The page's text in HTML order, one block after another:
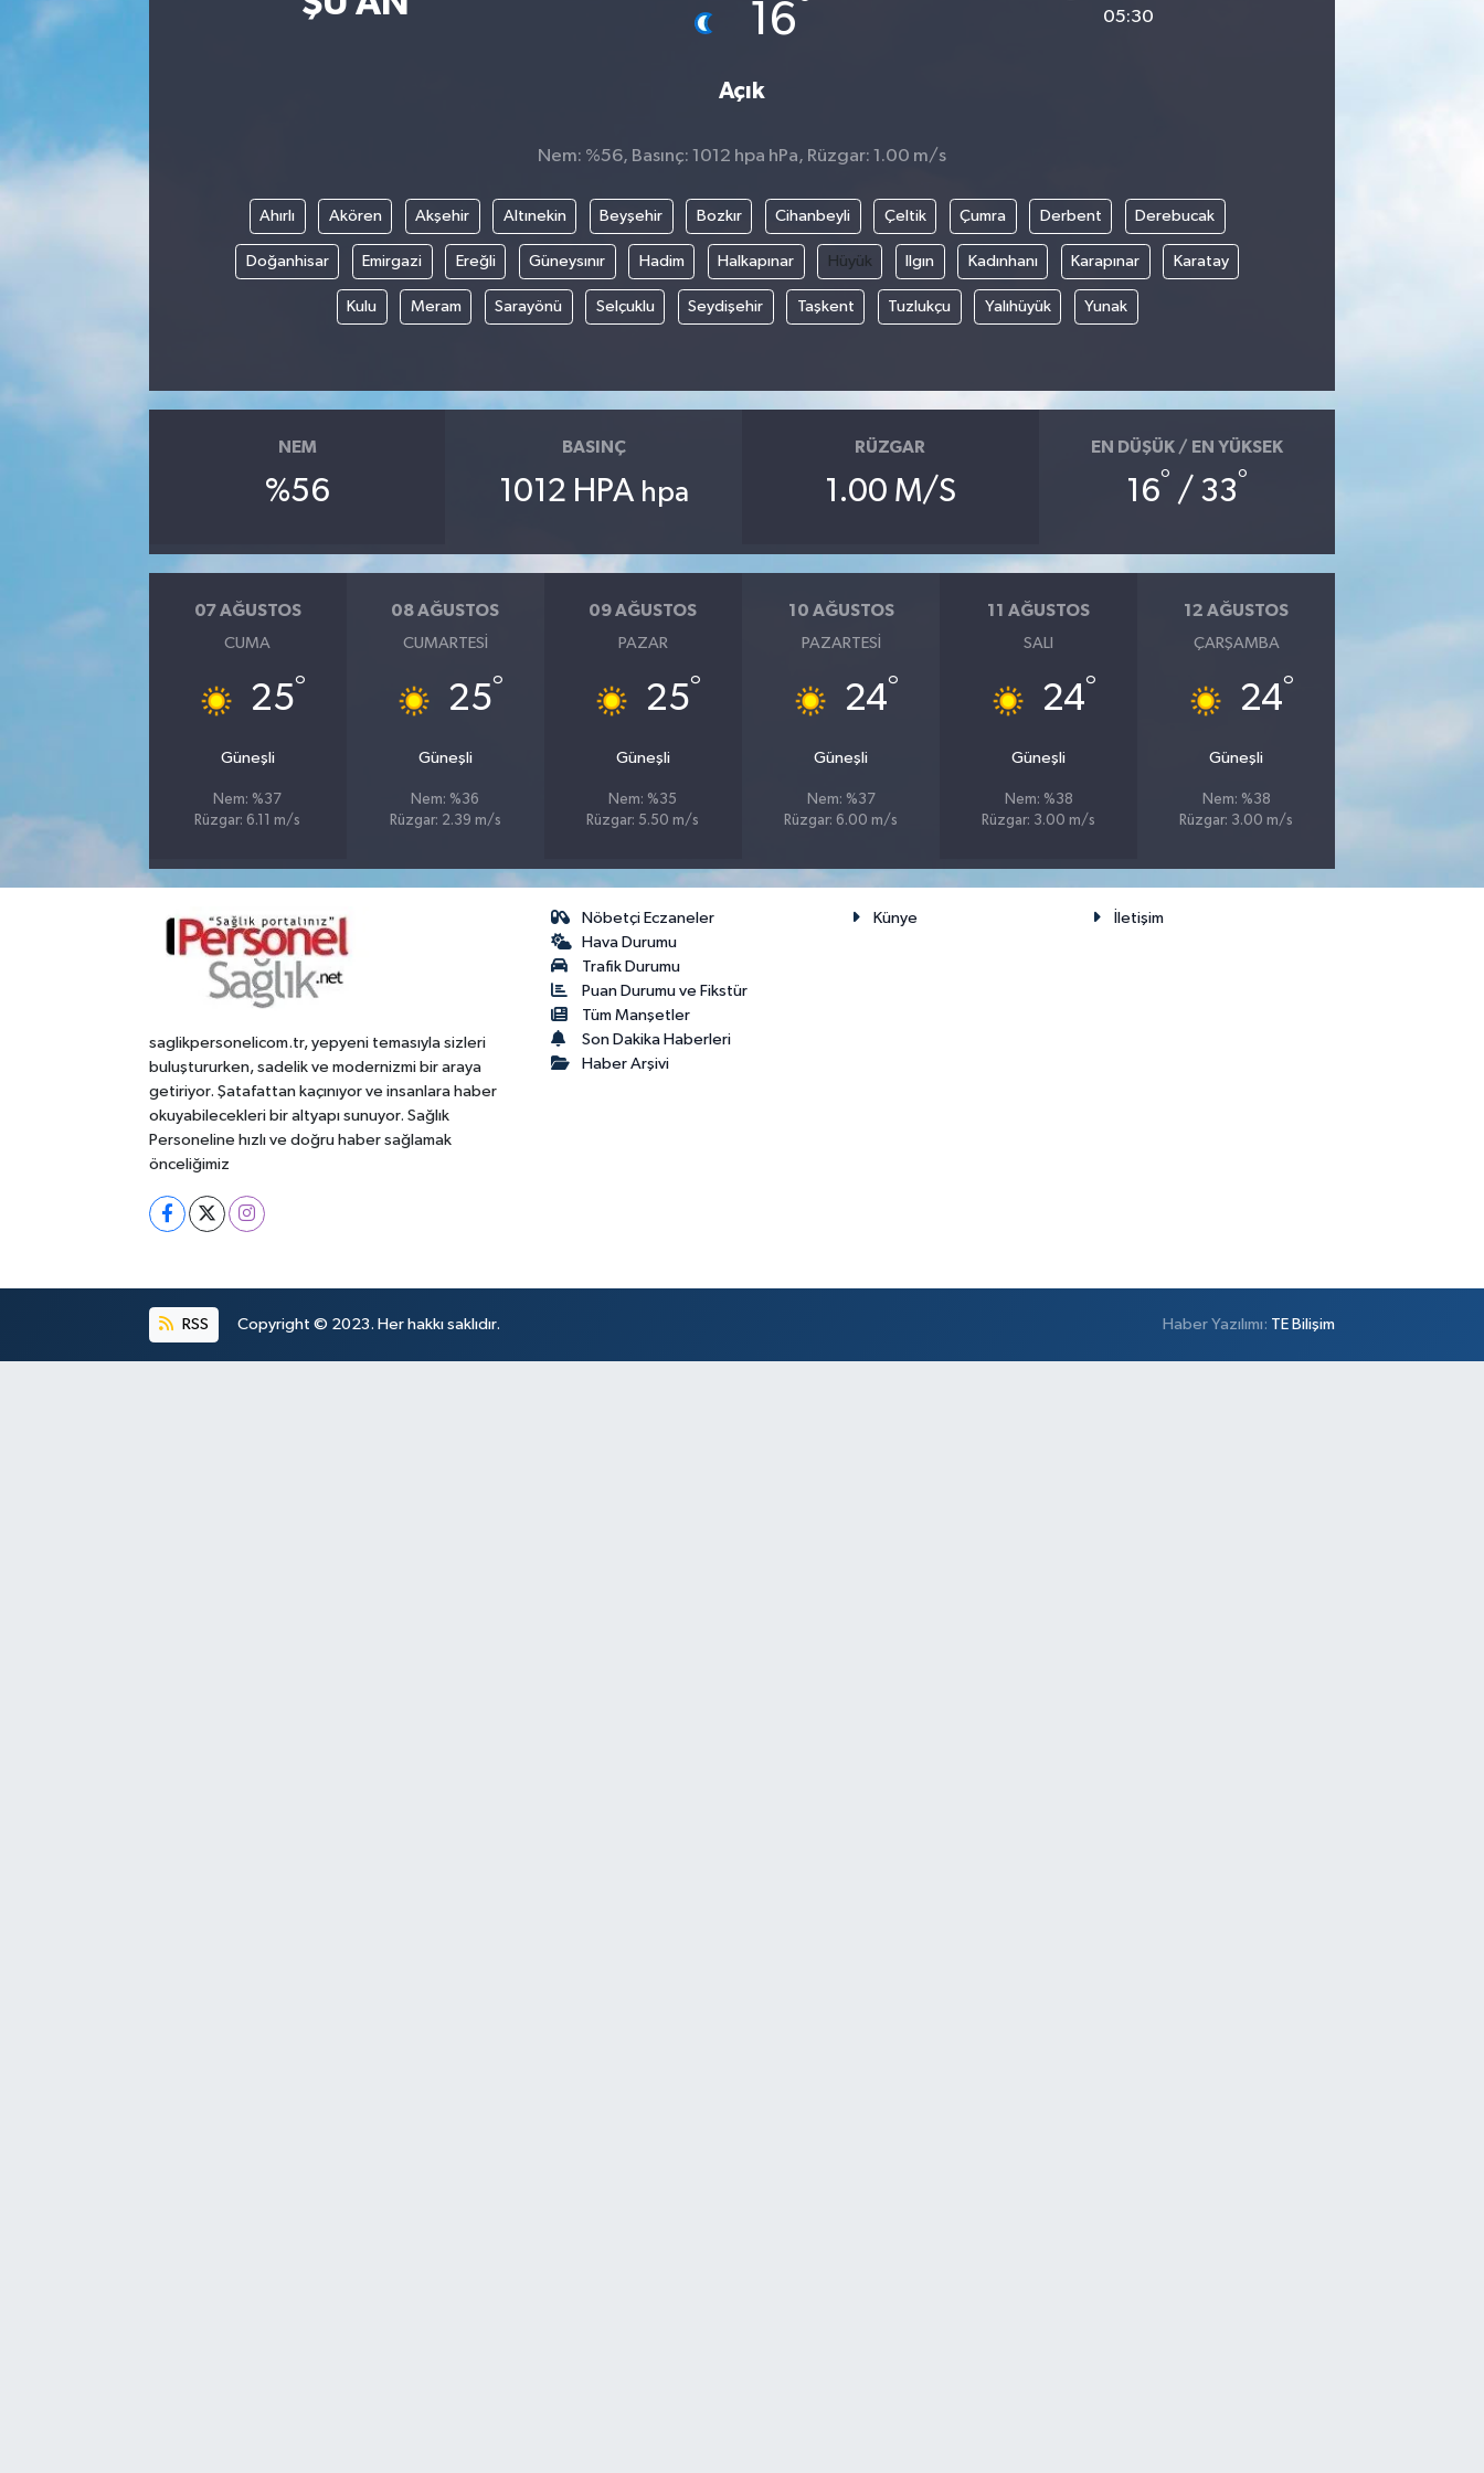
16
Açık
05:30
Nem: %56, Basınç: 1012 hpa hPa, Rüzgar: 1.00 m/s
Ahırlı Akören Akşehir Altınekin Beyşehir Bozkır Cihanbeyli Çeltik Çumra Derbent Derebucak
Doğanhisar Emirgazi Ereğli Güneysınır Hadim Halkapınar Hüyük Ilgın Kadınhanı Karapınar Karatay
Kulu Meram Sarayönü Selçuklu Seydişehir Taşkent Tuzlukçu Yalıhüyük Yunak
NEM
%56
BASINÇ
1012 HPA hpa
RÜZGAR
1.00 M/S
EN DÜŞÜK / EN YÜKSEK
16° / 33°
07 AĞUSTOS
CUMA
25°
Güneşli
Nem: %37
Rüzgar: 6.11 m/s
08 AĞUSTOS
CUMARTESI
25°
Güneşli
Nem: %36
Rüzgar: 2.39 m/s
09 AĞUSTOS
PAZAR
25°
Güneşli
Nem: %35
Rüzgar: 5.50 m/s
10 AĞUSTOS
PAZARTESI
24°
Güneşli
Nem: %37
Rüzgar: 6.00 m/s
11 AĞUSTOS
SALI
24°
Güneşli
Nem: %38
Rüzgar: 3.00 m/s
12 AĞUSTOS
ÇARŞAMBA
24°
Güneşli
Nem: %38
Rüzgar: 3.00 m/s
saglikpersonelicom.tr, yepyeni temasıyla sizleri
buluştururken, sadelik ve modernizmi bir araya
getiriyor. Şatafattan kaçınıyor ve insanlara haber
okuyabilecekleri bir altyapı sunuyor. Sağlık
Personeline hızlı ve doğru haber sağlamak
önceliğimiz
Nöbetçi Eczaneler
Hava Durumu
Trafik Durumu
Puan Durumu ve Fikstür
Tüm Manşetler
Son Dakika Haberleri
Haber Arşivi
Künye İletişim
RSS Copyright © 2023. Her hakkı saklıdır. Haber Yazılımı: TE Bilişim